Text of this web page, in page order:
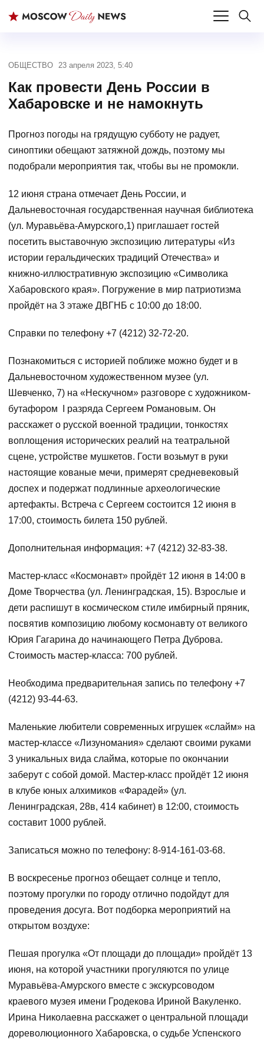
ОБЩЕСТВО 23 апреля 2023, 5:40
Как провести День России в
Хабаровске и не намокнуть
Прогноз погоды на грядущую субботу не радует,
синоптики обещают затяжной дождь, поэтому мы
подобрали мероприятия так, чтобы вы не промокли.
12 июня страна отмечает День России, и
Дальневосточная государственная научная библиотека
(ул. Муравьёва-Амурского,1) приглашает гостей
посетить выставочную экспозицию литературы «Из
истории геральдических традиций Отечества» и
книжно-иллюстративную экспозицию «Символика
Хабаровского края». Погружение в мир патриотизма
пройдёт на 3 этаже ДВГНБ с 10:00 до 18:00.
Справки по телефону +7 (4212) 32-72-20.
Познакомиться с историей поближе можно будет и в
Дальневосточном художественном музее (ул.
Шевченко, 7) на «Нескучном» разговоре с художником-
бутафором I разряда Сергеем Романовым. Он
расскажет о русской военной традиции, тонкостях
воплощения исторических реалий на театральной
сцене, устройстве мушкетов. Гости возьмут в руки
настоящие кованые мечи, примерят средневековый
доспех и подержат подлинные археологические
артефакты. Встреча с Сергеем состоится 12 июня в
17:00, стоимость билета 150 рублей.
Дополнительная информация: +7 (4212) 32-83-38.
Мастер-класс «Космонавт» пройдёт 12 июня в 14:00 в
Доме Творчества (ул. Ленинградская, 15). Взрослые и
дети распишут в космическом стиле имбирный пряник,
посвятив композицию любому космонавту от великого
Юрия Гагарина до начинающего Петра Дуброва.
Стоимость мастер-класса: 700 рублей.
Необходима предварительная запись по телефону +7
(4212) 93-44-63.
Маленькие любители современных игрушек «слайм» на
мастер-классе «Лизуномания» сделают своими руками
3 уникальных вида слайма, которые по окончании
заберут с собой домой. Мастер-класс пройдёт 12 июня
в клубе юных алхимиков «Фарадей» (ул.
Ленинградская, 28в, 414 кабинет) в 12:00, стоимость
составит 1000 рублей.
Записаться можно по телефону: 8-914-161-03-68.
В воскресенье прогноз обещает солнце и тепло,
поэтому прогулки по городу отлично подойдут для
проведения досуга. Вот подборка мероприятий на
открытом воздухе:
Пешая прогулка «От площади до площади» пройдёт 13
июня, на которой участники прогуляются по улице
Муравьёва-Амурского вместе с экскурсоводом
краевого музея имени Гродекова Ириной Вакуленко.
Ирина Николаевна расскажет о центральной площади
дореволюционного Хабаровска, о судьбе Успенского